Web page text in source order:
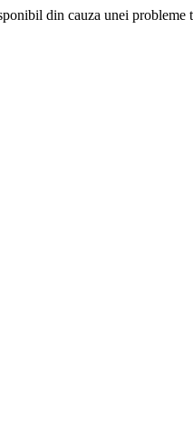
din cauza unei